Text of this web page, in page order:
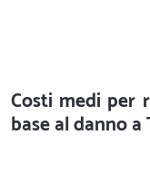
Costi medi per
base al danno